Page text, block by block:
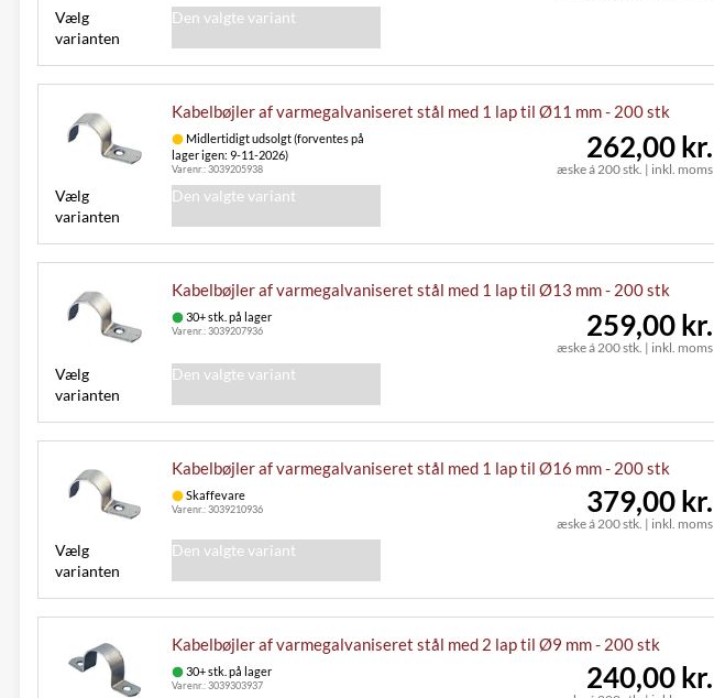
Vælg
varianten
Den valgte variant
Kabelbøjler af varmegalvaniseret stål med 1 lap til Ø11 mm - 200 stk
Midlertidigt udsolgt (forventes på
lager igen: 9-11-2026)
Varenr.:3039205938 æske á 200 stk. | inkl. moms
262,00 kr.
Vælg
varianten
Den valgte variant
Kabelbøjler af varmegalvaniseret stål med 1 lap til Ø13 mm - 200 stk
30+ stk. på lager
Varenr.:3039207936
æske á 200 stk. | inkl. moms
259,00 kr.
Vælg
varianten
Den valgte variant
Kabelbøjler af varmegalvaniseret stål med 1 lap til Ø16 mm - 200 stk
Skaffevare
Varenr.:3039210936
æske á 200 stk. | inkl. moms
379,00 kr.
Vælg
varianten
Den valgte variant
Kabelbøjler af varmegalvaniseret stål med 2 lap til Ø9 mm - 200 stk
30+ stk. på lager
Varenr.:3039303937 240,00 kr.